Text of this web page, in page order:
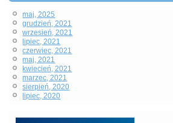
maj, 2025
grudzień, 2021
wrzesień, 2021
lipiec, 2021
czerwiec, 2021
maj, 2021
kwiecień, 2021
marzec, 2021
sierpień, 2020
lipiec, 2020